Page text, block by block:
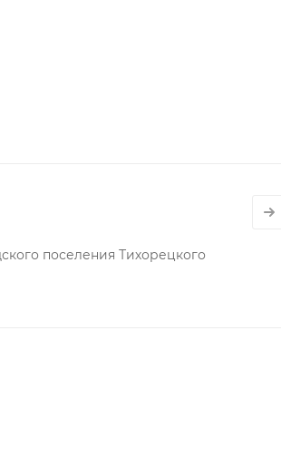
поселения Тихорецкого